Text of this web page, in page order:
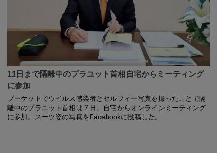
11日まで隔離中のプラユット首相自宅からミーティング
に参加
プーケットでウイルス感染者とセルフィー写真を撮ったことで隔
離中のプラユット首相は７日、自宅からオンラインミーティング
に参加。スーツ姿の写真をFacebookに投稿した。